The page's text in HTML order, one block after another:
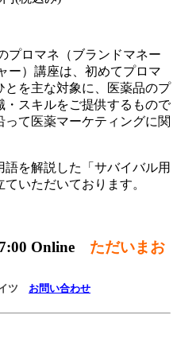
プロマネ（ブランドマネー
ー）講座は、初めてプロマ
を主な対象に、医薬品のプ
・スキルをご提供するもので
て医薬マーケティングに関
を解説した「サバイバル用
いただいております。
Online ただいまお
ツ お問い合わせ